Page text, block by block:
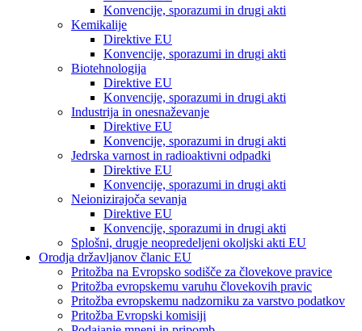
Konvencije, sporazumi in drugi akti
Kemikalije
Direktive EU
Konvencije, sporazumi in drugi akti
Biotehnologija
Direktive EU
Konvencije, sporazumi in drugi akti
Industrija in onesnaževanje
Direktive EU
Konvencije, sporazumi in drugi akti
Jedrska varnost in radioaktivni odpadki
Direktive EU
Konvencije, sporazumi in drugi akti
Neionizirajoča sevanja
Direktive EU
Konvencije, sporazumi in drugi akti
Splošni, drugje neopredeljeni okoljski akti EU
Orodja državljanov članic EU
Pritožba na Evropsko sodišče za človekove pravice
Pritožba evropskemu varuhu človekovih pravic
Pritožba evropskemu nadzorniku za varstvo podatkov
Pritožba Evropski komisiji